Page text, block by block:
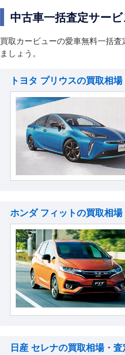
中古車一括査定サー
買取カービューの愛車無料一括
ましょう。
トヨタ プリウスの買取相
ホンダ フィットの買取相
日産 セレナの買取相場・